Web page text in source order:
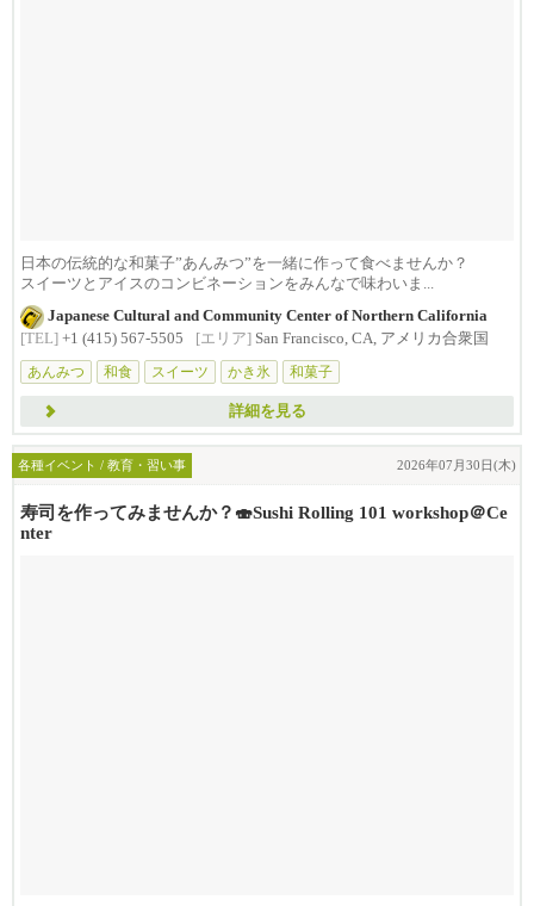
日本の伝統的な和菓子”あんみつ”を一緒に作って食べませんか？
スイーツとアイスのコンビネーションをみんなで味わいま...
Japanese Cultural and Community Center of Northern California
[TEL] +1 (415) 567-5505 [エリア] San Francisco, CA, アメリカ合衆国
あんみつ
和食 スイーツ かき氷 和菓子
詳細を見る
各種イベント / 教育・習い事 2026年07月30日(木)
寿司を作ってみませんか？🍣Sushi Rolling 101 workshop＠Ce
nter